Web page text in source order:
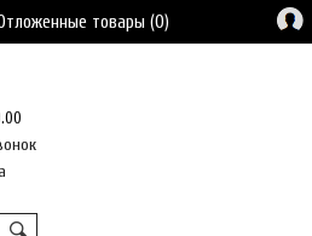
товары (0)